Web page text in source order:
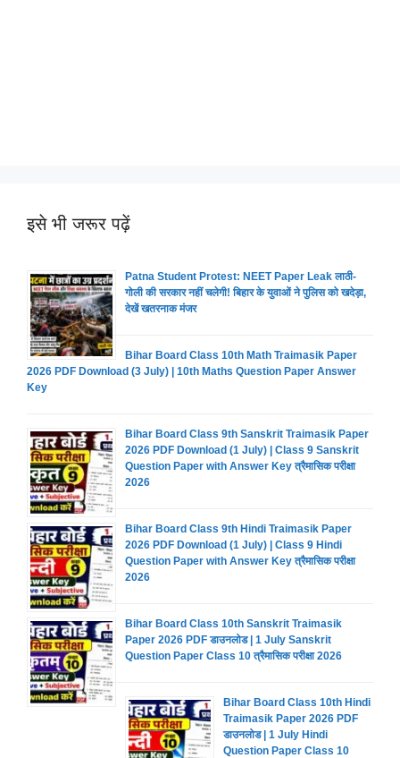
इसे भी जरूर पढ़ें
Patna Student Protest: NEET Paper Leak लाठी-
गोली की सरकार नहीं चलेगी! बिहार के युवाओं ने पुलिस को खदेड़ा,
देखें खतरनाक मंजर
Bihar Board Class 10th Math Traimasik Paper
2026 PDF Download (3 July) | 10th Maths Question Paper Answer
Key
Bihar Board Class 9th Sanskrit Traimasik Paper
2026 PDF Download (1 July) | Class 9 Sanskrit
Question Paper with Answer Key त्रैमासिक परीक्षा
2026
Bihar Board Class 9th Hindi Traimasik Paper
2026 PDF Download (1 July) | Class 9 Hindi
Question Paper with Answer Key त्रैमासिक परीक्षा
2026
Bihar Board Class 10th Sanskrit Traimasik
Paper 2026 PDF डाउनलोड | 1 July Sanskrit
Question Paper Class 10 त्रैमासिक परीक्षा 2026
Bihar Board Class 10th Hindi
Traimasik Paper 2026 PDF
डाउनलोड | 1 July Hindi
Question Paper Class 10